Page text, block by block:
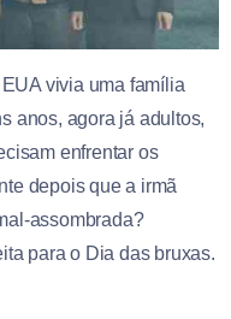
vivia uma família
anos, agora já adultos,
enfrentar os
depois que a irmã
assombrada?
para o Dia das bruxas.